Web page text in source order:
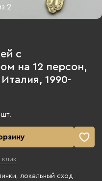
2
с
на 12 персон,
1990-
шт.
клик
локальный сход